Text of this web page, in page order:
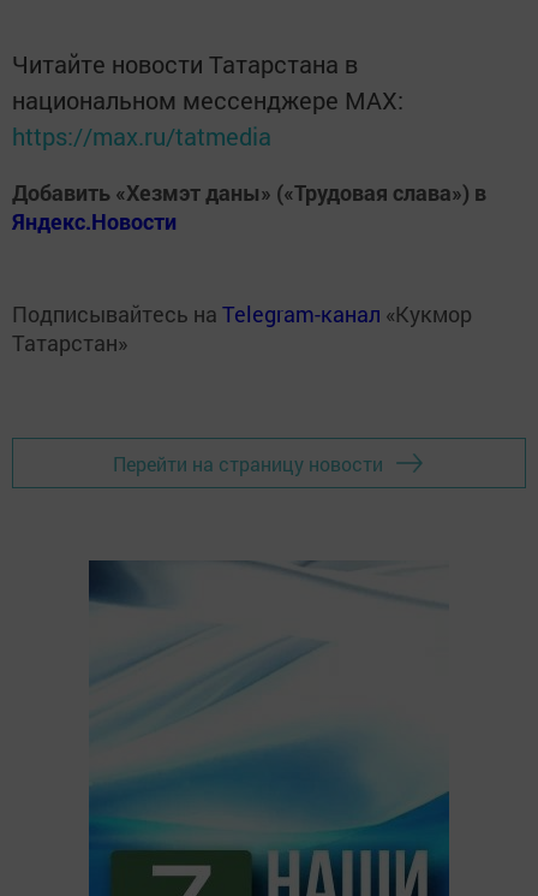
Читайте новости Татарстана в
национальном мессенджере MАХ:
https://max.ru/tatmedia
Добавить «Хезмэт даны» («Трудовая слава») в
Яндекс.Новости
Подписывайтесь на Telegram-канал «Кукмор
Татарстан»
Перейти на страницу новости